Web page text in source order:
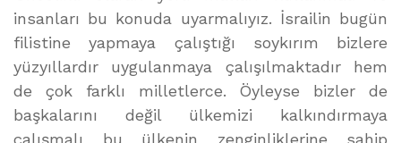
insanları bu konuda uyarmalıyız. İsrailin bugün
filistine yapmaya çalıştığı soykırım bizlere
yüzyıllardır uygulanmaya çalışılmaktadır hem
de çok farklı milletlerce. Öyleyse bizler de
başkalarını değil ülkemizi kalkındırmaya
çalışmalı bu ülkenin zenginliklerine sahip